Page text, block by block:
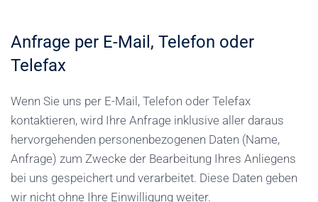
Anfrage per E-Mail, Telefon oder
Telefax
Wenn Sie uns per E-Mail, Telefon oder Telefax
kontaktieren, wird Ihre Anfrage inklusive aller daraus
hervorgehenden personenbezogenen Daten (Name,
Anfrage) zum Zwecke der Bearbeitung Ihres Anliegens
bei uns gespeichert und verarbeitet. Diese Daten geben
wir nicht ohne Ihre Einwilligung weiter.